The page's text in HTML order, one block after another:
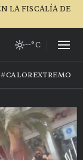
LA FISCALÍA DE
--°C
#CALOREXTREMO